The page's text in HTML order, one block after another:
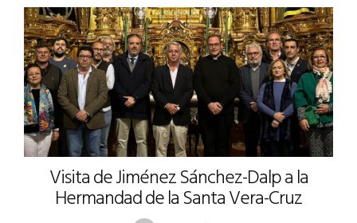
Visita de Jiménez Sánchez-Dalp a la
Hermandad de la Santa Vera-Cruz